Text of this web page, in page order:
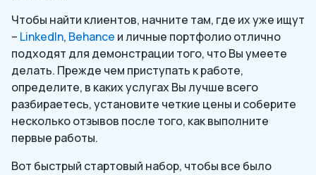
Чтобы найти клиентов, начните там, где их уже ищут
– LinkedIn, Behance и личные портфолио отлично
подходят для демонстрации того, что Вы умеете
делать. Прежде чем приступать к работе,
определите, в каких услугах Вы лучше всего
разбираетесь, установите четкие цены и соберите
несколько отзывов после того, как выполните
первые работы.
Вот быстрый стартовый набор, чтобы все было